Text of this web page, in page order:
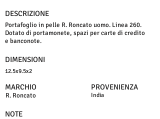
DESCRIZIONE
Portafoglio in pelle R. Roncato uomo. Linea 260.
Dotato di portamonete, spazi per carte di credito
e banconote.
DIMENSIONI
12.5x9.5x2
MARCHIO
R. Roncato
PROVENIENZA
India
NOTE